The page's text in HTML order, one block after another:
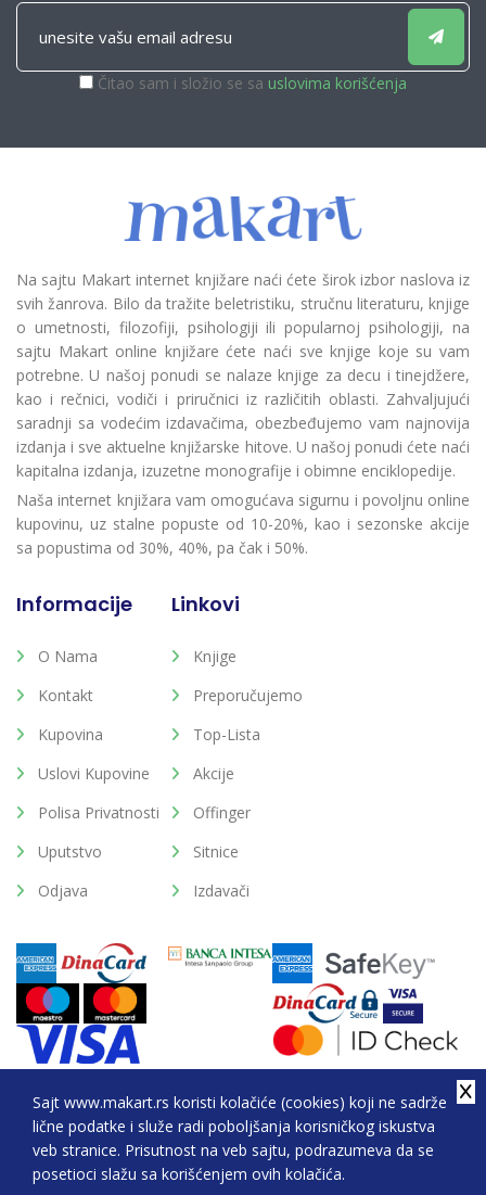
Sajt www.makart.rs koristi kolačiće (cookies) koji ne sadrže
lične podatke i služe radi poboljšanja korisničkog iskustva
veb stranice. Prisutnost na veb sajtu, podrazumeva da se
posetioci slažu sa korišćenjem ovih kolačića.
Čitao sam i složio se sa uslovima korišćenja
Na sajtu Makart internet knjižare naći ćete širok izbor naslova iz
svih žanrova. Bilo da tražite beletristiku, stručnu literaturu, knjige
o umetnosti, filozofiji, psihologiji ili popularnoj psihologiji, na
sajtu Makart online knjižare ćete naći sve knjige koje su vam
potrebne. U našoj ponudi se nalaze knjige za decu i tinejdžere,
kao i rečnici, vodiči i priručnici iz različitih oblasti. Zahvaljujući
saradnji sa vodećim izdavačima, obezbeđujemo vam najnovija
izdanja i sve aktuelne knjižarske hitove. U našoj ponudi ćete naći
kapitalna izdanja, izuzetne monografije i obimne enciklopedije.
Naša internet knjižara vam omogućava sigurnu i povoljnu online
kupovinu, uz stalne popuste od 10-20%, kao i sezonske akcije
sa popustima od 30%, 40%, pa čak i 50%.
Informacije
O Nama
Kontakt
Kupovina
Uslovi Kupovine
Polisa Privatnosti
Uputstvo
Odjava
Linkovi
Knjige
Preporučujemo
Top-Lista
Akcije
Offinger
Sitnice
Izdavači
2026. All Rights Reserved © Makart.rs - MAKART DOO
BEOGRAD (NOVI BEOGRAD), PIB: 105184104, MB:
20337524